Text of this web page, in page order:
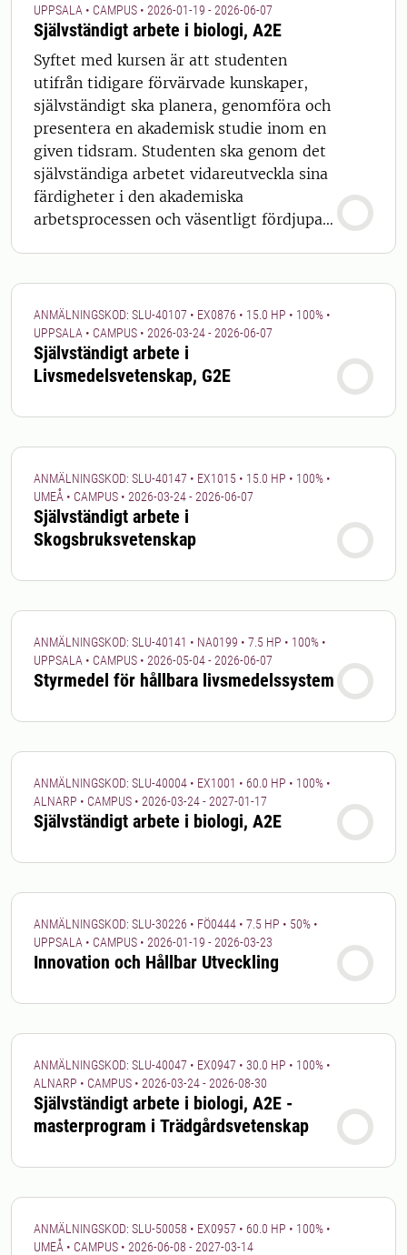
UPPSALA • CAMPUS • 2026-01-19 - 2026-06-07
Självständigt arbete i biologi, A2E
Syftet med kursen är att studenten
utifrån tidigare förvärvade kunskaper,
självständigt ska planera, genomföra och
presentera en akademisk studie inom en
given tidsram. Studenten ska genom det
självständiga arbetet vidareutveckla sina
färdigheter i den akademiska
arbetsprocessen och väsentligt fördjupa
ANMÄLNINGSKOD: SLU-40107 • EX0876 • 15.0 HP • 100% •
UPPSALA • CAMPUS • 2026-03-24 - 2026-06-07
Självständigt arbete i
Livsmedelsvetenskap, G2E
ANMÄLNINGSKOD: SLU-40147 • EX1015 • 15.0 HP • 100% •
UMEÅ • CAMPUS • 2026-03-24 - 2026-06-07
Självständigt arbete i
Skogsbruksvetenskap
ANMÄLNINGSKOD: SLU-40141 • NA0199 • 7.5 HP • 100% •
UPPSALA • CAMPUS • 2026-05-04 - 2026-06-07
Styrmedel för hållbara livsmedelssystem
ANMÄLNINGSKOD: SLU-40004 • EX1001 • 60.0 HP • 100% •
ALNARP • CAMPUS • 2026-03-24 - 2027-01-17
Självständigt arbete i biologi, A2E
ANMÄLNINGSKOD: SLU-30226 • FÖ0444 • 7.5 HP • 50% •
UPPSALA • CAMPUS • 2026-01-19 - 2026-03-23
Innovation och Hållbar Utveckling
ANMÄLNINGSKOD: SLU-40047 • EX0947 • 30.0 HP • 100% •
ALNARP • CAMPUS • 2026-03-24 - 2026-08-30
Självständigt arbete i biologi, A2E -
masterprogram i Trädgårdsvetenskap
ANMÄLNINGSKOD: SLU-50058 • EX0957 • 60.0 HP • 100% •
UMEÅ • CAMPUS • 2026-06-08 - 2027-03-14